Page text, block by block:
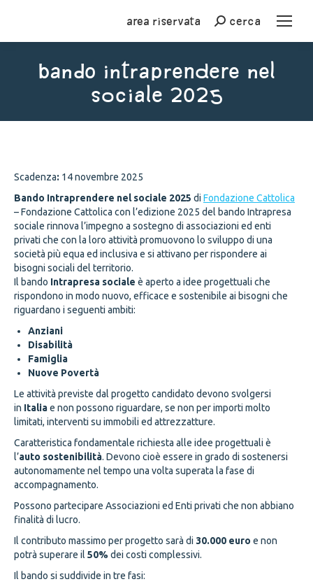
Area riservata Cercacerca
Bando Intraprendere nel
sociale 2025
Scadenza: 14 novembre 2025
Bando Intraprendere nel sociale 2025 di Fondazione Cattolica
– Fondazione Cattolica con l’edizione 2025 del bando Intrapresa
sociale rinnova l’impegno a sostegno di associazioni ed enti
privati che con la loro attività promuovono lo sviluppo di una
società più equa ed inclusiva e si attivano per rispondere ai
bisogni sociali del territorio.
Il bando Intrapresa sociale è aperto a idee progettuali che
rispondono in modo nuovo, efficace e sostenibile ai bisogni che
riguardano i seguenti ambiti:
Anziani
Disabilità
Famiglia
Nuove Povertà
Le attività previste dal progetto candidato devono svolgersi
in Italiae non possono riguardare, se non per importi molto
limitati, interventi su immobili ed attrezzatture.
Caratteristica fondamentale richiesta alle idee progettuali è
l’auto sostenibilità. Devono cioè essere in grado di sostenersi
autonomamente nel tempo una volta superata la fase di
accompagnamento.
Possono partecipare Associazioni ed Enti privati che non abbiano
finalità di lucro.
Il contributo massimo per progetto sarà di 30.000 euro e non
potrà superare il 50% dei costi complessivi.
Il bando si suddivide in tre fasi: